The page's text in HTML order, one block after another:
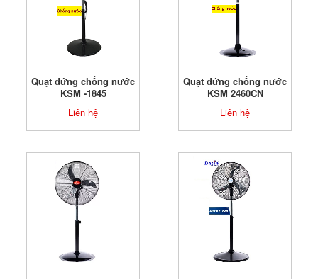
Quạt đứng chống nước
KSM -1845
Liên hệ
Quạt đứng chống nước
KSM 2460CN
Liên hệ